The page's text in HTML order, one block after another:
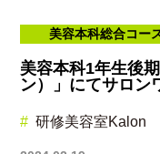
美容本科総合コー
美容本科1年生後
ン）」にてサロン
研修美容室Kalon